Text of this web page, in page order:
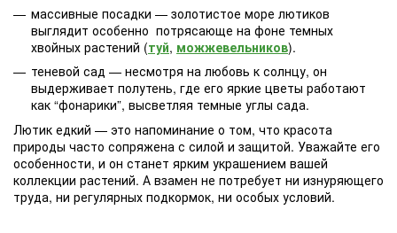
массивные посадки — золотистое море лютиков
выглядит особенно потрясающе на фоне темных
хвойных растений (туй, можжевельников).
теневой сад — несмотря на любовь к солнцу, он
выдерживает полутень, где его яркие цветы работают
как “фонарики”, высветляя темные углы сада.
Лютик едкий — это напоминание о том, что красота
природы часто сопряжена с силой и защитой. Уважайте его
особенности, и он станет ярким украшением вашей
коллекции растений. А взамен не потребует ни изнуряющего
труда, ни регулярных подкормок, ни особых условий.